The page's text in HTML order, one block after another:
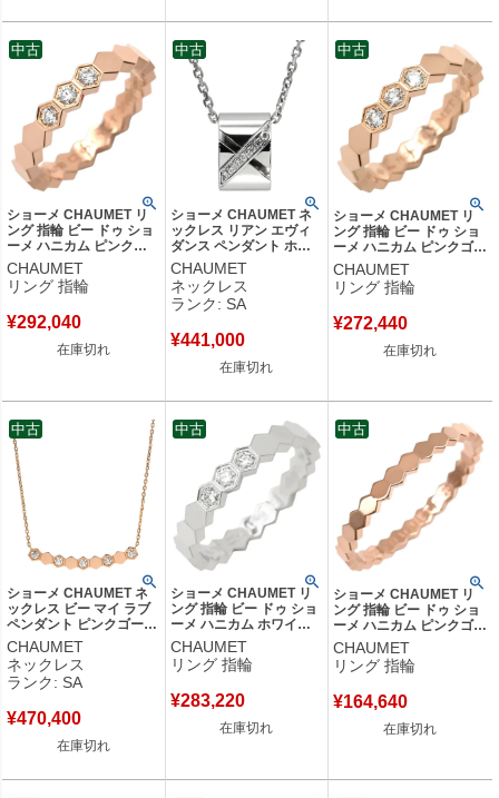
ショーメ CHAUMET リ
ング 指輪 ビー ドゥ ショ
ーメ ハニカム ピンクゴ
ールド #51 Bee My Love
3P 3石 3粒 ダイヤ 11号
083361-051 【保証書】
CHAUMET
リング 指輪
¥292,040
在庫切れ
中古
ショーメ CHAUMET ネ
ックレス リアン エヴィ
ダンス ペンダント ホワ
イトゴールド Chaumet
ダイヤ クロスモチーフ
シリンダーフォルム 【中
古】新品同様品
CHAUMET
ネックレス
ランク: SA
¥441,000
在庫切れ
中古
ショーメ CHAUMET リ
ング 指輪 ビー ドゥ ショ
ーメ ハニカム ピンクゴー
ルド #49 Bee My Love
3P 3石 3粒 ダイヤ 9号
083361-049 【中古】
CHAUMET
リング 指輪
¥272,440
在庫切れ
中古
ショーメ CHAUMET ネ
ックレス ビー マイ ラブ
ペンダント ピンクゴール
ド Chaumet Bee My
Love ダイヤ 5粒 ハニカ
ムモチーフ 083983 【中
古】新品同様品
CHAUMET
ネックレス
ランク: SA
¥470,400
在庫切れ
中古
ショーメ CHAUMET リ
ング 指輪 ビー ドゥ ショ
ーメ ハニカム ホワイト
ゴールド #54 Bee My
Love 3P 3石 3粒 ダイヤ
14号 083360-054 【中
CHAUMET
リング 指輪
¥283,220
在庫切れ
中古
ショーメ CHAUMET リ
ング 指輪 ビー ドゥ ショ
ーメ ハニカム ピンクゴー
ルド #59 Bee My Love
18号 081931-059 【保証
書】 【中古】
CHAUMET
リング 指輪
¥164,640
在庫切れ
中古